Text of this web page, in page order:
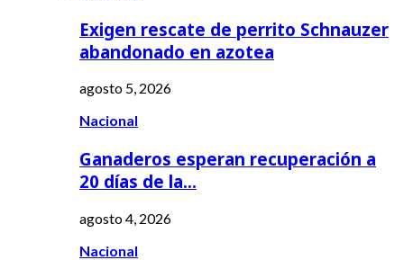
Exigen rescate de perrito Schnauzer
abandonado en azotea
agosto 5, 2026
Nacional
Ganaderos esperan recuperación a
20 días de la…
agosto 4, 2026
Nacional